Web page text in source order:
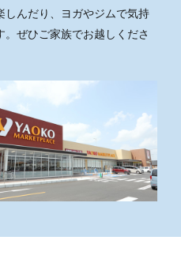
しんだり、ヨガやジムで気持
ぜひご家族でお越しくださ